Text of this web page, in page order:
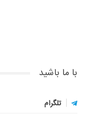
با ما باشید
تلگرام